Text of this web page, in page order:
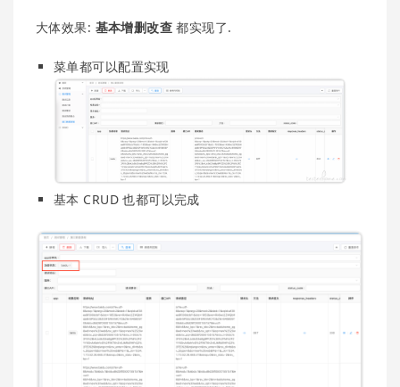
大体效果: 基本增删改查 都实现了.
菜单都可以配置实现
基本 CRUD 也都可以完成